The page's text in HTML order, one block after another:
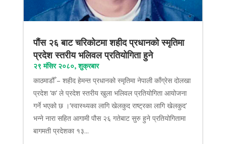
पौंस २६ बाट चरिकोटमा शहीद प्रधानको स्मृतिमा
प्रदेश स्तरीय भलिवल प्रतियोगिता हुने
२९ मंसिर २०८०, शुक्रबार
काठमाडौँ – शहीद हेमन्त प्रधानको स्मृतिमा नेपाली काँग्रेस दोलखा
प्रदेश ‘क’ ले प्रदेश स्तरीय खुला भलिवल प्रतियोगिता आयोजना
गर्ने भएको छ ।‘स्वास्थ्यका लागि खेलकुद राष्ट्रका लागि खेलकुद’
भन्ने नारा सहित आगामी पौस २६ गतेबाट सुरु हुने प्रतियोगितामा
बागमती प्रदेशका १३...